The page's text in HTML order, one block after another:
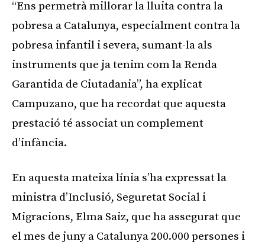
“Ens permetrà millorar la lluita contra la
pobresa a Catalunya, especialment contra la
pobresa infantil i severa, sumant-la als
instruments que ja tenim com la Renda
Garantida de Ciutadania”, ha explicat
Campuzano, que ha recordat que aquesta
prestació té associat un complement
d’infància.
En aquesta mateixa línia s’ha expressat la
ministra d’Inclusió, Seguretat Social i
Migracions, Elma Saiz, que ha assegurat que
el mes de juny a Catalunya 200.000 persones i